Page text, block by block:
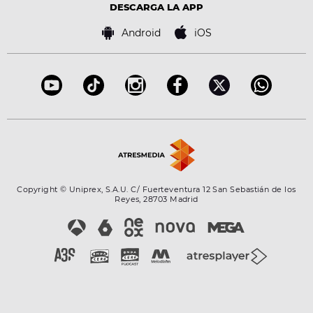
Bases de concursos
DESCARGA LA APP
Android iOS
Copyright © Uniprex, S.A.U. C/ Fuerteventura 12 San Sebastián de los
Reyes, 28703 Madrid